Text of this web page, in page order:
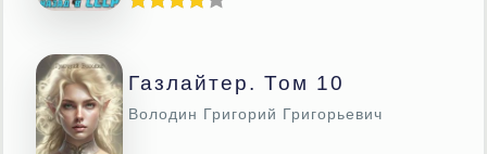
Газлайтер. Том 10
Володин Григорий Григорьевич